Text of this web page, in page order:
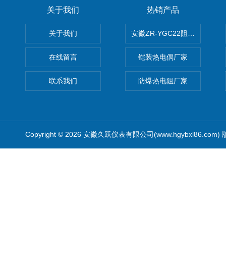
关于我们
关于我们
在线留言
联系我们
热销产品
安徽ZR-YGC22阻燃硅橡胶电
铠装热电偶厂家
防爆热电阻厂家
Copyright © 2026 安徽久跃仪表有限公司(www.hgybxl86.com)